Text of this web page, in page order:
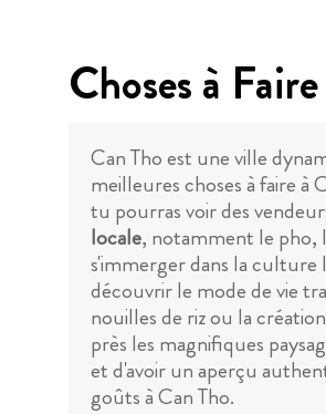
Choses à
Can Tho est une ville
meilleures choses à faire à
tu pourras voir des
locale, notamment le pho,
s'immerger dans la culture
découvrir le mode de vie
nouilles de riz ou la
près les magnifiques
et d'avoir un aperçu
goûts à Can Tho.